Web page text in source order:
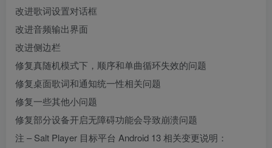
改进歌词设置对话框
改进音频输出界面
改进侧边栏
修复真随机模式下，顺序和单曲循环失效的问题
修复桌面歌词和通知统一性相关问题
修复一些其他小问题
修复部分设备开启无障碍功能会导致崩溃问题
注 – Salt Player 目标平台 Android 13 相关变更说明：